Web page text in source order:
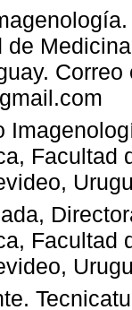
de
Facultad
Facultad